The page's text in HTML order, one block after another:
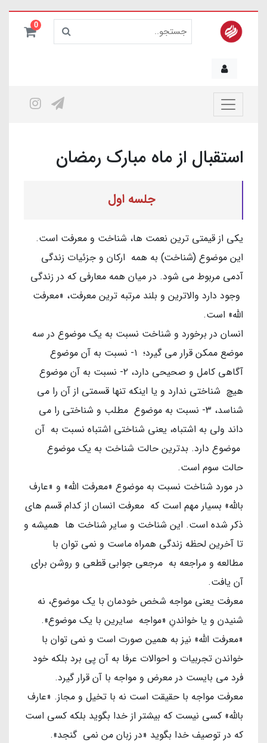
0
استقبال از ماه مبارک رمضان
جلسه اول
یکی از قیمتی ترین نعمت ها، شناخت و معرفت است.
این موضوع (شناخت) به همه ارکان و جزئیات زندگی
آدمی مربوط می شود. در میان همه معارفی که در زندگی
وجود دارد والاترین و بلند مرتبه ترین معرفت، «معرفت
الله» است.
انسان در برخورد و شناخت نسبت به یک موضوع در سه
موضع ممکن قرار می گیرد؛ ۱- نسبت به آن موضوع
آگاهی کامل و صحیحی دارد، ۲- نسبت به آن موضوع
هیچ شناختی ندارد و یا اینکه تنها قسمتی از آن را می
شناسد، ۳- نسبت به موضوع مطلب و شناختی را می
داند ولی به اشتباه، یعنی شناختی اشتباه نسبت به آن
موضوع دارد. بدترین حالت شناخت به یک موضوع
حالت سوم است.
در مورد شناخت نسبت به موضوع «معرفت الله» و «عارف
بالله» بسیار مهم است که معرفت انسان از کدام قسم های
ذکر شده است. این شناخت و سایر شناخت ها همیشه و
تا آخرین لحظه زندگی همراه ماست و نمی توان با
مطالعه و مراجعه به مرجعی جوابی قطعی و روشن برای
آن یافت.
معرفت یعنی مواجه شخص خودمان با یک موضوع، نه
شنیدن و یا خواندنِ «مواجه سایرین با یک موضوع».
«معرفت الله» نیز به همین صورت است و نمی توان با
خواندن تجربیات و احوالات عرفا به آن پی برد بلکه خود
فرد می بایست در معرض و مواجه با آن قرار گیرد.
معرفت مواجه با حقیقت است نه با تخیل و مجاز. «عارف
بالله» کسی نیست که بیشتر از خدا بگوید بلکه کسی است
که در توصیف خدا بگوید «در زبان من نمی گنجد».